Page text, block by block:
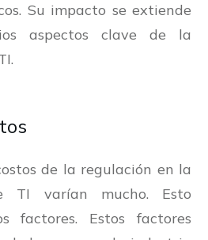
Su impacto se extiende
aspectos clave de la
de la regulación en la
TI varían mucho. Esto
factores. Estos factores